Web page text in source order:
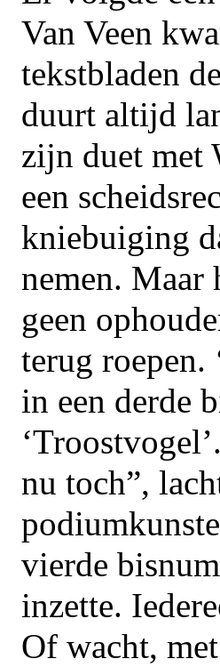
Van Veen
tekstbladen
duurt altijd
zijn duet met
een
kniebuiging
nemen.
geen
terug roepen.
in een derde
nu toch”,
vierde
inzette.
Of wacht,